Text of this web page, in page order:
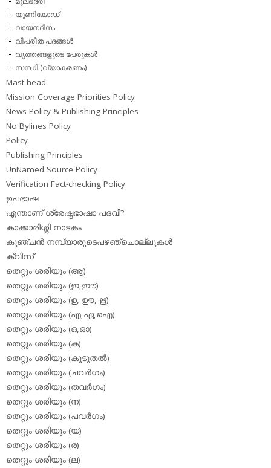
യൂണികോഡ്
വായനദിനം
വിപരീത പദങ്ങള്‍
വൃത്തങ്ങളുടെ പേരുകള്‍
സന്ധി (വ്യാകരണം)
Mast head
Mission Coverage Priorities Policy
News Policy & Publishing Principles
No Bylines Policy
Policy
Publishing Principles
UnNamed Source Policy
Verification Fact-checking Policy
ഉപഭാഷ
എന്താണ് ശ്രേഷ്ഠഭാഷാ പദവി?
കാക്കാരിശ്ശി നാടകം
കുഞ്ചന്‍ നമ്പ്യാരുടെപഴഞ്ചൊല്ലുകള്‍
ക്വിസ്
തെറ്റും ശരിയും (ആ)
തെറ്റും ശരിയും (ഇ,ഈ)
തെറ്റും ശരിയും (ഉ, ഊ, ഋ)
തെറ്റും ശരിയും (എ,ഏ,ഐ)
തെറ്റും ശരിയും (ഒ,ഓ)
തെറ്റും ശരിയും (ക)
തെറ്റും ശരിയും (കൂടുതല്‍)
തെറ്റും ശരിയും (ചവര്‍ഗം)
തെറ്റും ശരിയും (തവര്‍ഗം)
തെറ്റും ശരിയും (ന)
തെറ്റും ശരിയും (പവര്‍ഗം)
തെറ്റും ശരിയും (യ)
തെറ്റും ശരിയും (ര)
തെറ്റും ശരിയും (ല)